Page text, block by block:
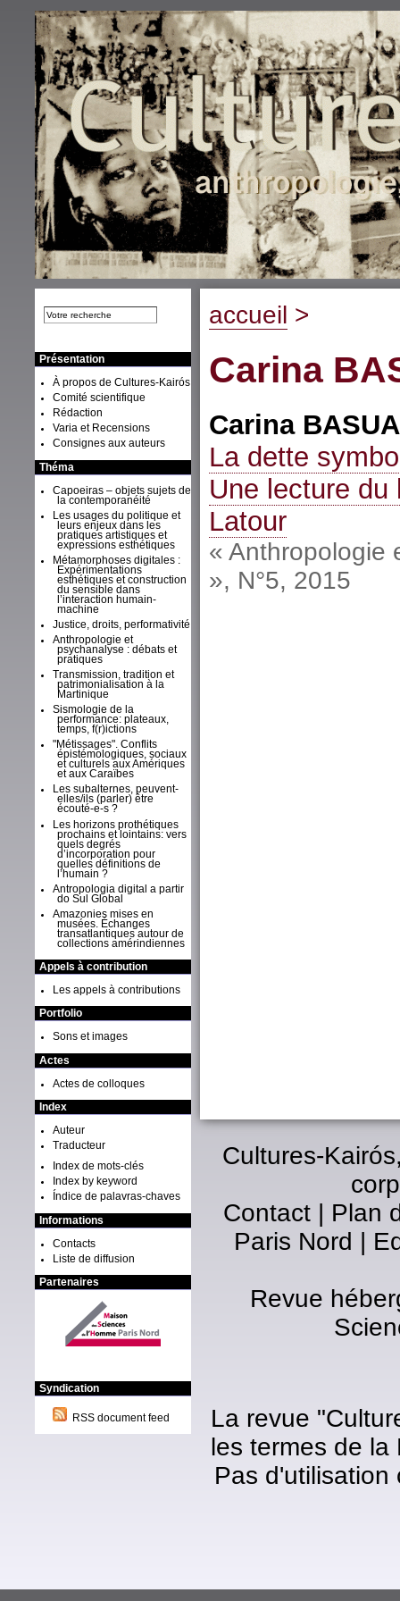
accueil >
Carina
Carina
La dette
Une lecture du
Latour
« Anthropologie
», N°5, 2015
Présentation
À propos de Cultures-Kairós
Comité scientifique
Rédaction
Varia et Recensions
Consignes aux auteurs
Théma
Capoeiras – objets sujets de
la contemporanéité
Les usages du politique et
leurs enjeux dans les
pratiques artistiques et
expressions esthétiques
Métamorphoses digitales :
Expérimentations
esthétiques et construction
du sensible dans
l’interaction humain-
machine
Justice, droits, performativité
Anthropologie et
psychanalyse : débats et
pratiques
Transmission, tradition et
patrimonialisation à la
Martinique
Sismologie de la
performance: plateaux,
temps, f(r)ictions
"Métissages". Conflits
épistémologiques, sociaux
et culturels aux Amériques
et aux Caraïbes
Les subalternes, peuvent-
elles/ils (parler) être
écouté-e-s ?
Les horizons prothétiques
prochains et lointains: vers
quels degrés
d’incorporation pour
quelles définitions de
l’humain ?
Antropologia digital a partir
do Sul Global
Amazonies mises en
musées. Échanges
transatlantiques autour de
collections amérindiennes
Appels à contribution
Les appels à contributions
Portfolio
Sons et images
Actes
Actes de colloques
Index
Auteur
Traducteur
Index de mots-clés
Index by keyword
Índice de palavras-chaves
Informations
Contacts
Liste de diffusion
Partenaires
Syndication
RSS document feed
Cultures-
Contact | Plan
Paris Nord |
Revue
La revue
les termes de la
Pas d'utilisation